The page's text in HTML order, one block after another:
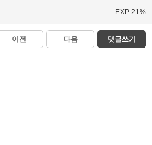
EXP 21%
이전 다음 댓글쓰기